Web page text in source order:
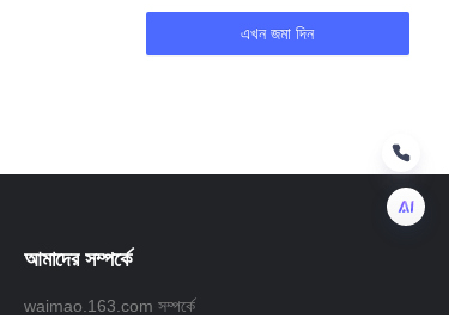
এখন জমা দিন
আমাদের সম্পর্কে
waimao.163.com সম্পর্কে
BN